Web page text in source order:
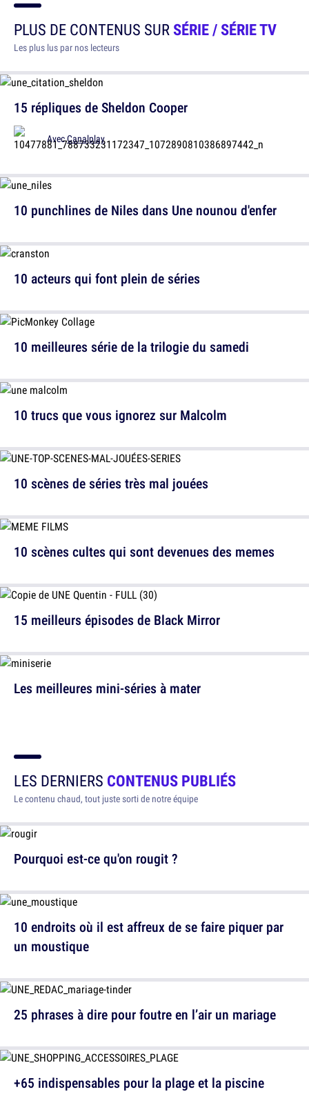
PLUS DE CONTENUS SURSÉRIE / SÉRIE TV
Les plus lus par nos lecteurs
15 répliques de Sheldon Cooper
AvecCanalplay
10 acteurs qui font plein de séries
10 trucs que vous ignorez sur Malcolm
10 scènes cultes qui sont devenues des memes
Les meilleures mini-séries à mater
10 punchlines de Niles dans Une nounou d'enfer
10 meilleures série de la trilogie du samedi
10 scènes de séries très mal jouées
15 meilleurs épisodes de Black Mirror
LES DERNIERS CONTENUS PUBLIÉS
Le contenu chaud, tout juste sorti de notre équipe
Pourquoi est-ce qu'on rougit ?
25 phrases à dire pour foutre en l’air un mariage
10 endroits où il est affreux de se faire piquer par
un moustique
+65 indispensables pour la plage et la piscine